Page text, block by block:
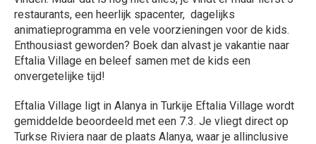
restaurants, een heerlijk spacenter, dagelijks
animatieprogramma en vele voorzieningen voor de kids.
Enthousiast geworden? Boek dan alvast je vakantie naar
Eftalia Village en beleef samen met de kids een
onvergetelijke tijd!
Eftalia Village ligt in Alanya in Turkije Eftalia Village wordt
gemiddelde beoordeeld met een 7.3. Je vliegt direct op
Turkse Riviera naar de plaats Alanya, waar je allinclusive